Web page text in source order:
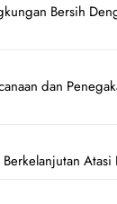
Bersih
dan